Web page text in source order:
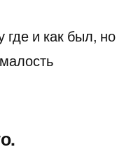
и как был, но